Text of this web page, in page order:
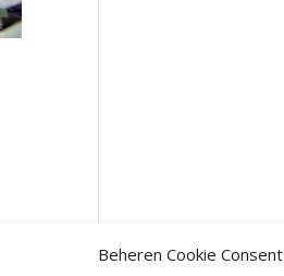
Beheren Cookie Consent